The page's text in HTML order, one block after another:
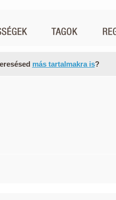
más tartalmakra is?